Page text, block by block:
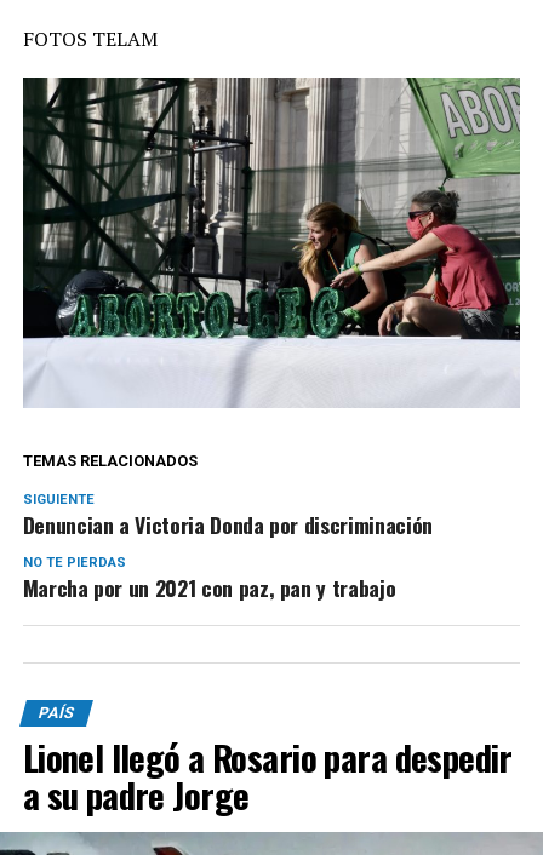
FOTOS TELAM
TEMAS RELACIONADOS
SIGUIENTE
Denuncian a Victoria Donda por discriminación
NO TE PIERDAS
Marcha por un 2021 con paz, pan y trabajo
PAÍS
Lionel llegó a Rosario para despedir
a su padre Jorge